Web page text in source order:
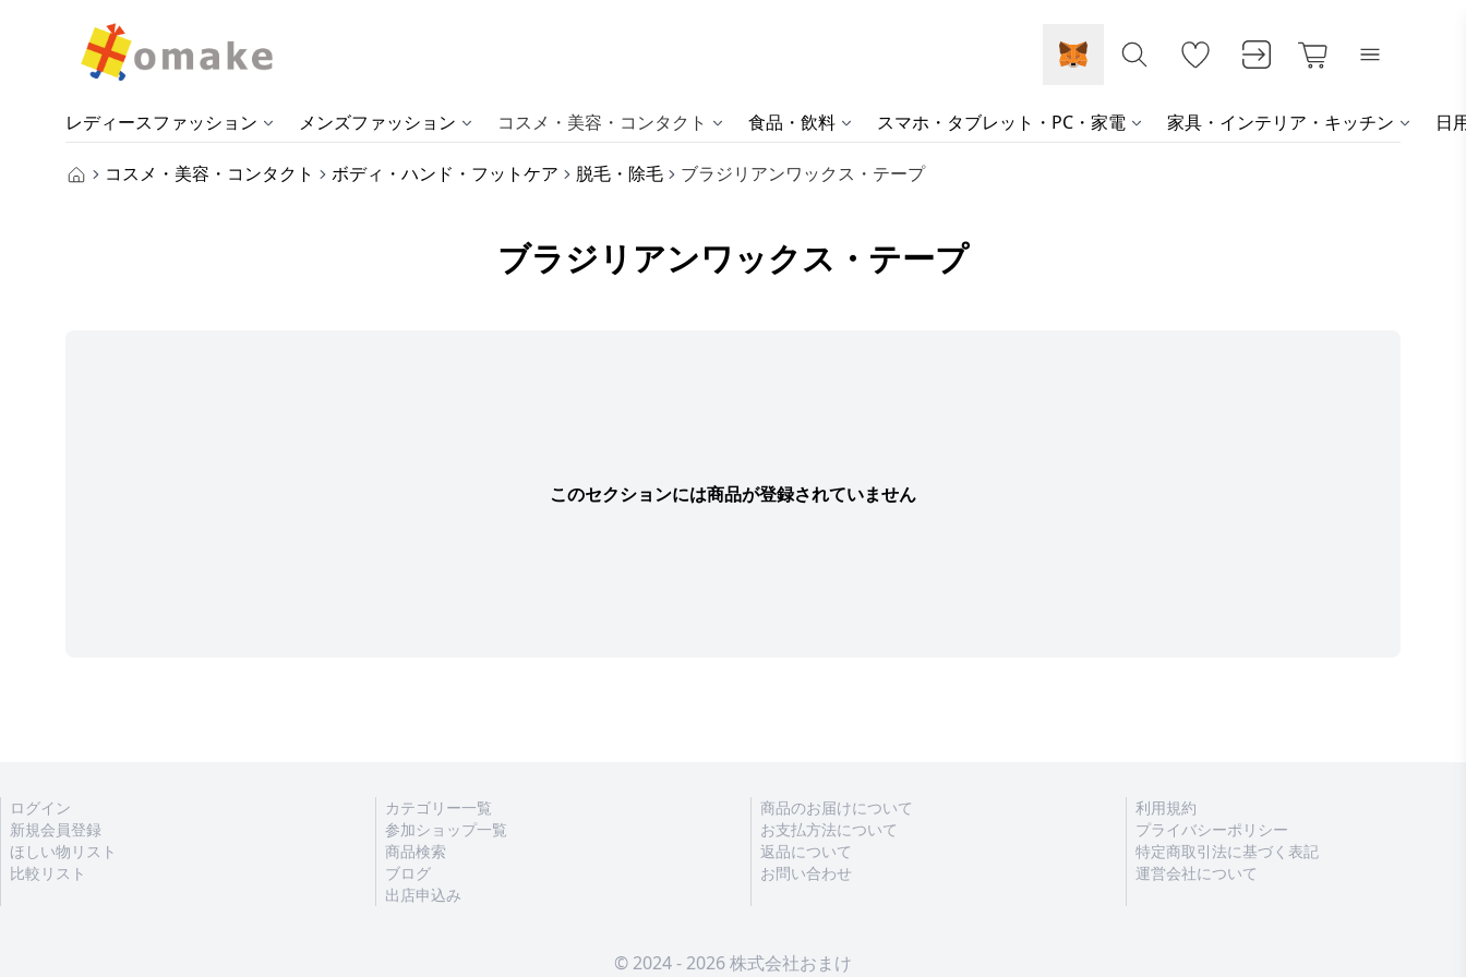
レディースファッション メンズファッション コスメ・美容・コンタクト 食品・飲料 スマホ・タブレット・PC・家電 家具・インテリア・キッチン 日
コスメ・美容・コンタクト ボディ・ハンド・フットケア 脱毛・除毛 ブラジリアンワックス・テープ
ブラジリアンワックス・テープ
このセクションには商品が登録されていません
ログイン
新規会員登録
ほしい物リスト
比較リスト
カテゴリー一覧
参加ショップ一覧
商品検索
ブログ
出店申込み
商品のお届けについて
お支払方法について
返品について
お問い合わせ
利用規約
プライバシーポリシー
特定商取引法に基づく表記
運営会社について
© 2024 - 2026 株式会社おまけ